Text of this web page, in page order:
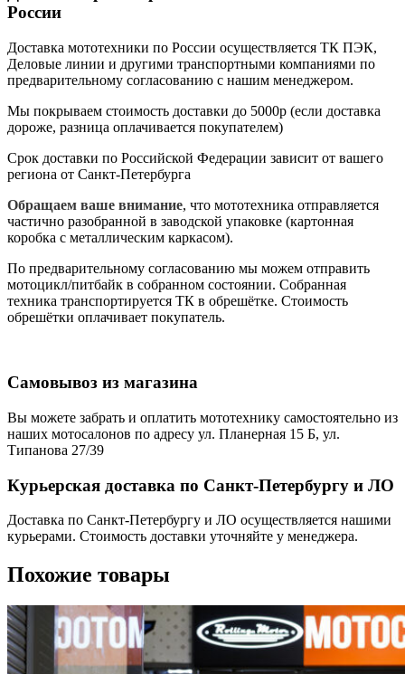
России
Доставка мототехники по России осуществляется ТК ПЭК,
Деловые линии и другими транспортными компаниями по
предварительному согласованию с нашим менеджером.
Мы покрываем стоимость доставки до 5000р (если доставка
дороже, разница оплачивается покупателем)
Срок доставки по Российской Федерации зависит от вашего
региона от Санкт-Петербурга
Обращаем ваше внимание, что мототехника отправляется
частично разобранной в заводской упаковке (картонная
коробка с металлическим каркасом).
По предварительному согласованию мы можем отправить
мотоцикл/питбайк в собранном состоянии. Собранная
техника транспортируется ТК в обрешётке. Стоимость
обрешётки оплачивает покупатель.
Самовывоз из магазина
Вы можете забрать и оплатить мототехнику самостоятельно из
наших мотосалонов по адресу ул. Планерная 15 Б, ул.
Типанова 27/39
Курьерская доставка по Санкт-Петербургу и ЛО
Доставка по Санкт-Петербургу и ЛО осуществляется нашими
курьерами. Стоимость доставки уточняйте у менеджера.
Похожие товары